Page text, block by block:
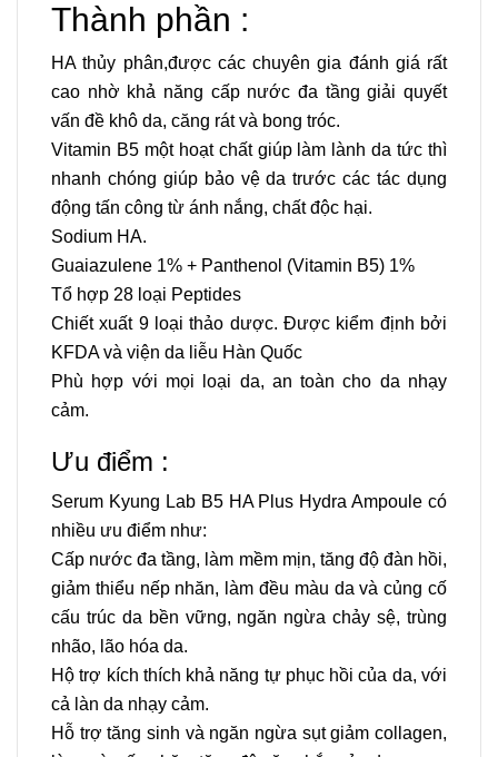
Thành phần :
HA thủy phân,được các chuyên gia đánh giá rất
cao nhờ khả năng cấp nước đa tầng giải quyết
vấn đề khô da, căng rát và bong tróc.
Vitamin B5 một hoạt chất giúp làm lành da tức thì
nhanh chóng giúp bảo vệ da trước các tác dụng
động tấn công từ ánh nắng, chất độc hại.
Sodium HA.
Guaiazulene 1% + Panthenol (Vitamin B5) 1%
Tổ hợp 28 loại Peptides
Chiết xuất 9 loại thảo dược. Được kiểm định bởi
KFDA và viện da liễu Hàn Quốc
Phù hợp với mọi loại da, an toàn cho da nhạy
cảm.
Ưu điểm :
Serum Kyung Lab B5 HAPlus Hydra Ampoule có
nhiều ưu điểm như:
Cấp nước đa tầng, làm mềm mịn, tăng độ đàn hồi,
giảm thiểu nếp nhăn, làm đều màu da và củng cố
cấu trúc da bền vững, ngăn ngừa chảy sệ, trùng
nhão, lão hóa da.
Hộ trợ kích thích khả năng tự phục hồi của da, với
cả làn da nhạy cảm.
Hỗ trợ tăng sinh và ngăn ngừa sụt giảm collagen,